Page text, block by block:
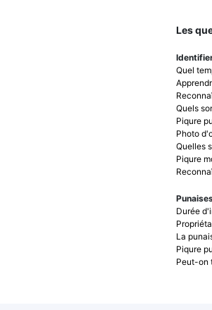
Les
Quel
Quels
Piqure
Photo
Quelles
Piqure
Durée
La
Piqure
Peut-on